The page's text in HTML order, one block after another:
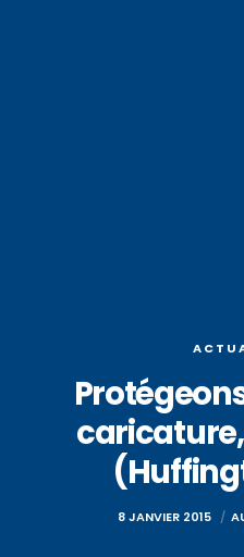
8 JANVIER 2015